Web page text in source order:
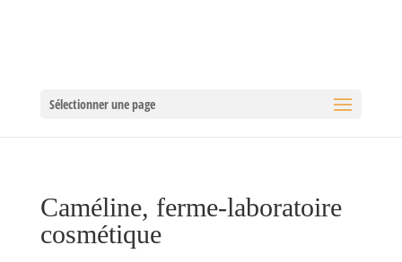
Sélectionner une page
Caméline, ferme-laboratoire
cosmétique